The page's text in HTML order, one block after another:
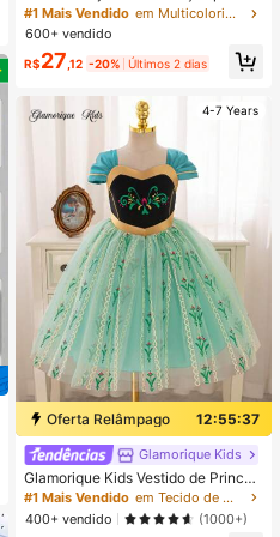
eninas Bebês, Camiseta Solta de G
ola Redonda com Estampa Floral 3
D e Listras Rosas, Shorts Soltos, Est
ilo Casual e Confortável, Adequado
para Uso Diário, Passeios, Campus,
Volta às Aulas, Estilo Feminino, Rela
xado
#1 Mais Vendido
em Multicolorido Conjuntos para bebês meninas
600+ vendido
R$27 ,12 -20% Últimos 2 dias
4-7 Years
Oferta Relâmpago 12:55:37
Glamorique Kids
Glamorique Kids Vestido de Princes
a para Menina Jovem, Vestido de P
rincesa de Tule Verde, Festa de Ani
versário, Vestido Formal de Casame
#1 Mais Vendido
em Tecido de malha Roupas de festa para meninas
400+ vendido
(1000+)